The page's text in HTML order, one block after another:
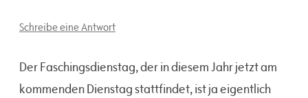
Schreibe eine Antwort
Der Faschingsdienstag, der in diesem Jahr jetzt am
kommenden Dienstag stattfindet, ist ja eigentlich